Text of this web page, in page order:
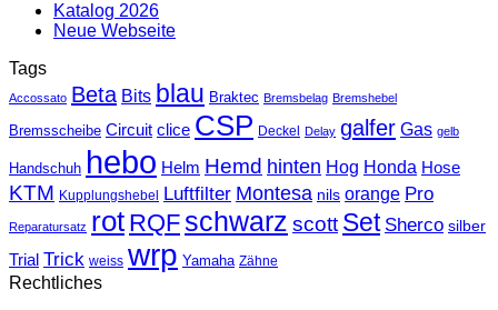
Katalog 2026
Neue Webseite
Tags
Accossato Beta Bits blau Braktec Bremsbelag Bremshebel
Bremsscheibe Circuit clice CSP Deckel Delay galfer Gas gelb
Handschuh hebo Helm Hemd hinten Hog Honda Hose
KTM Kupplungshebel Luftfilter Montesa nils orange Pro
Reparatursatz rot RQF schwarz scott Set Sherco silber
Trial Trick weiss wrp Yamaha Zähne
Rechtliches